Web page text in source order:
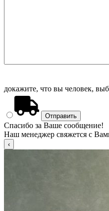
докажите, что вы человек,
Спасибо за Ваше сообщение!
Наш менеджер свяжется с